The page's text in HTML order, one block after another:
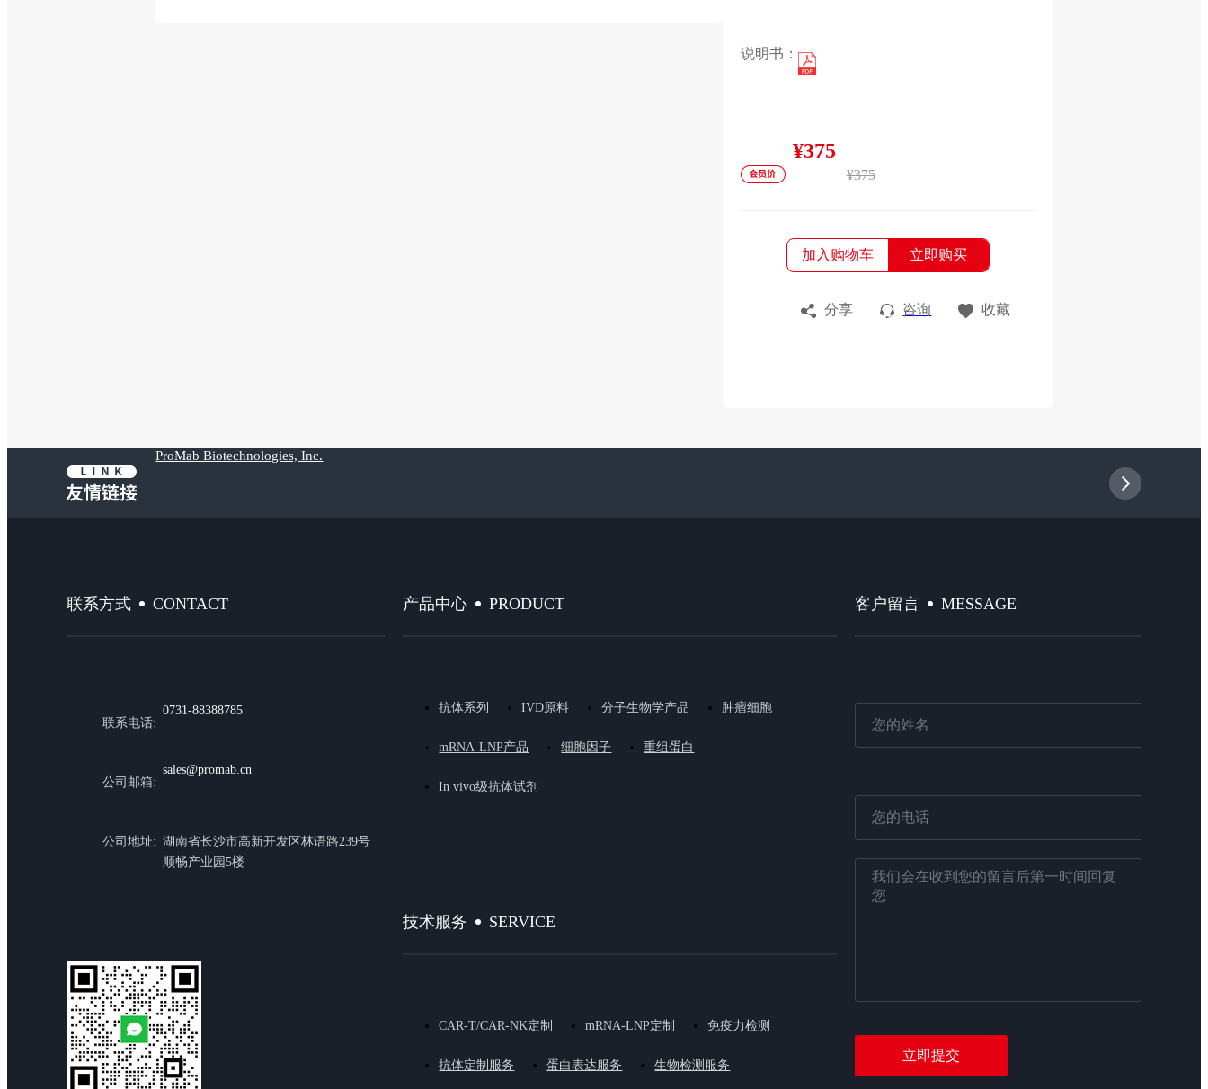
说明书：
¥375
¥375
加入购物车 立即购买
分享 咨询 收藏
ProMab Biotechnologies, Inc.
联系方式 CONTACT
联系电话:
0731-88388785
公司邮箱:
sales@promab.cn
公司地址: 湖南省长沙市高新开发区林语路239号
顺畅产业园5楼
产品中心 PRODUCT
抗体系列 IVD原料 分子生物学产品 肿瘤细胞
mRNA-LNP产品 细胞因子 重组蛋白
In vivo级抗体试剂
技术服务 SERVICE
CAR-T/CAR-NK定制 mRNA-LNP定制 免疫力检测
抗体定制服务 蛋白表达服务 生物检测服务
客户留言 MESSAGE